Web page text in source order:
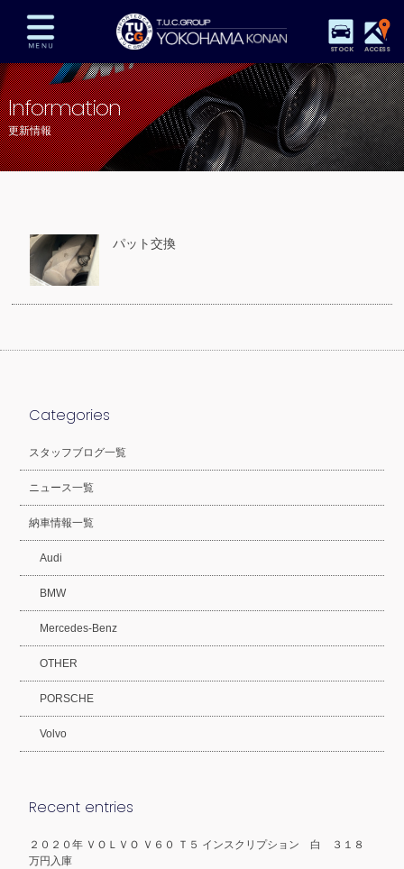
STOCK ACCESS
在庫車両情報 保証&サービス パーツリスト
TUCとは？ 店舗情報 アクセスマップ
全国納車 特別作業 注文販売
プライバシーポリシー
Information
更新情報
パット交換
Categories
スタッフブログ一覧
ニュース一覧
納車情報一覧
Audi
BMW
Mercedes-Benz
OTHER
PORSCHE
Volvo
Recent entries
２０２０年 ＶＯＬＶＯ Ｖ６０ Ｔ５ インスクリプション 白 ３１８
万円入庫